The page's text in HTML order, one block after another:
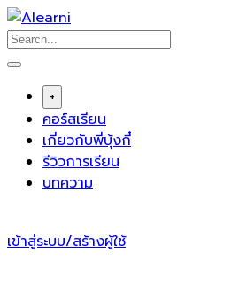
Skip
to
content
+
คอร์สเรียน
เกี่ยวกับพี่บุ้งกี๋
รีวิวการเรียน
บทความ
เข้าสู่ระบบ/สร้างผู้ใช้